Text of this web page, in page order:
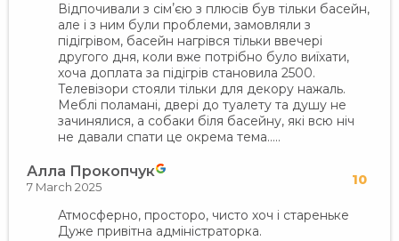
Відпочивали з сімʼєю з плюсів був тільки басейн,
але і з ним були проблеми, замовляли з
підігрівом, басейн нагрівся тільки ввечері
другого дня, коли вже потрібно було виїхати,
хоча доплата за підігрів становила 2500.
Телевізори стояли тільки для декору нажаль.
Меблі поламані, двері до туалету та душу не
зачинялися, а собаки біля басейну, які всю ніч
не давали спати це окрема тема…..
Алла Прокопчук 10
7 March 2025
Атмосферно, просторо, чисто хоч і стареньке
Дуже привітна адміністраторка.